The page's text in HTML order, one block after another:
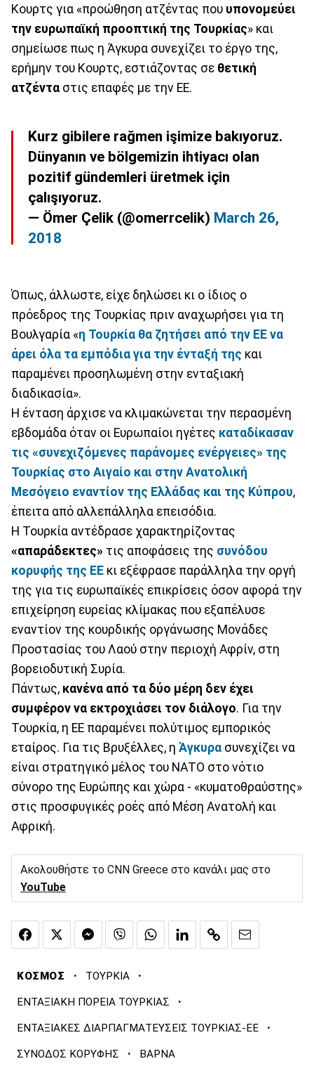
Κουρτς για «προώθηση ατζέντας που υπονομεύει
την ευρωπαϊκή προοπτική της Τουρκίας» και
σημείωσε πως η Άγκυρα συνεχίζει το έργο της,
ερήμην του Κουρτς, εστιάζοντας σε θετική
ατζέντα στις επαφές με την ΕΕ.
Kurz gibilere rağmen işimize bakıyoruz.
Dünyanın ve bölgemizin ihtiyacı olan
pozitif gündemleri üretmek için
çalışıyoruz.
— Ömer Çelik (@omerrcelik) March 26,
2018
Όπως, άλλωστε, είχε δηλώσει κι ο ίδιος ο
πρόεδρος της Τουρκίας πριν αναχωρήσει για τη
Βουλγαρία «η Τουρκία θα ζητήσει από την ΕΕ να
άρει όλα τα εμπόδια για την ένταξή της και
παραμένει προσηλωμένη στην ενταξιακή
διαδικασία».
Η ένταση άρχισε να κλιμακώνεται την περασμένη
εβδομάδα όταν οι Ευρωπαίοι ηγέτες καταδίκασαν
τις «συνεχιζόμενες παράνομες ενέργειες» της
Τουρκίας στο Αιγαίο και στην Ανατολική
Μεσόγειο εναντίον της Ελλάδας και της Κύπρου,
έπειτα από αλλεπάλληλα επεισόδια.
Η Τουρκία αντέδρασε χαρακτηρίζοντας
«απαράδεκτες» τις αποφάσεις της συνόδου
κορυφής της ΕΕ κι εξέφρασε παράλληλα την οργή
της για τις ευρωπαϊκές επικρίσεις όσον αφορά την
επιχείρηση ευρείας κλίμακας που εξαπέλυσε
εναντίον της κουρδικής οργάνωσης Μονάδες
Προστασίας του Λαού στην περιοχή Αφρίν, στη
βορειοδυτική Συρία.
Πάντως, κανένα από τα δύο μέρη δεν έχει
συμφέρον να εκτροχιάσει τον διάλογο. Για την
Τουρκία, η ΕΕ παραμένει πολύτιμος εμπορικός
εταίρος. Για τις Βρυξέλλες, η Άγκυρα συνεχίζει να
είναι στρατηγικό μέλος του ΝΑΤΟ στο νότιο
σύνορο της Ευρώπης και χώρα - «κυματοθραύστης»
στις προσφυγικές ροές από Μέση Ανατολή και
Αφρική.
Ακολουθήστε το CNN Greece στο κανάλι μας στο
YouTube
ΚΟΣΜΟΣ · ΤΟΥΡΚΙΑ ·
ΕΝΤΑΞΙΑΚΗ ΠΟΡΕΙΑ ΤΟΥΡΚΙΑΣ ·
ΕΝΤΑΞΙΑΚΕΣ ΔΙΑΡΠΑΓΜΑΤΕΥΣΕΙΣ ΤΟΥΡΚΙΑΣ-ΕΕ ·
ΣΥΝΟΔΟΣ ΚΟΡΥΦΗΣ · ΒΑΡΝΑ